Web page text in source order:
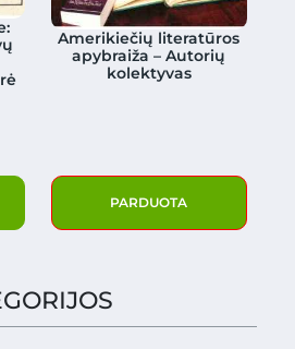
Amerikiečių literatūros
apybraiža – Autorių
kolektyvas
PARDUOTA